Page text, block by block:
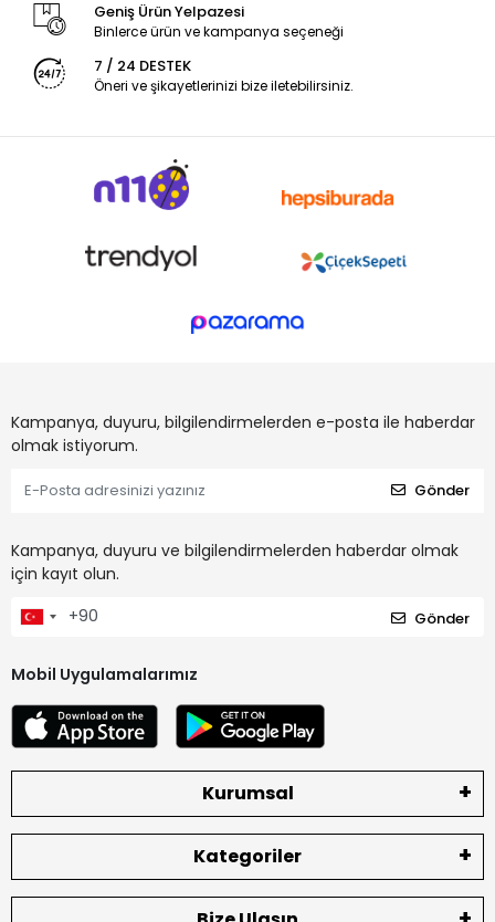
Geniş Ürün Yelpazesi
Binlerce ürün ve kampanya seçeneği
7 / 24 DESTEK
Öneri ve şikayetlerinizi bize iletebilirsiniz.
Kampanya, duyuru, bilgilendirmelerden e-posta ile haberdar
olmak istiyorum.
Gönder
Kampanya, duyuru ve bilgilendirmelerden haberdar olmak
için kayıt olun.
Gönder
Mobil Uygulamalarımız
Kurumsal
Kategoriler